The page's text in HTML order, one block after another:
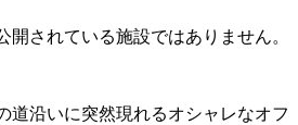
されている施設ではありません。
道沿いに突然現れるオシャレなオフ